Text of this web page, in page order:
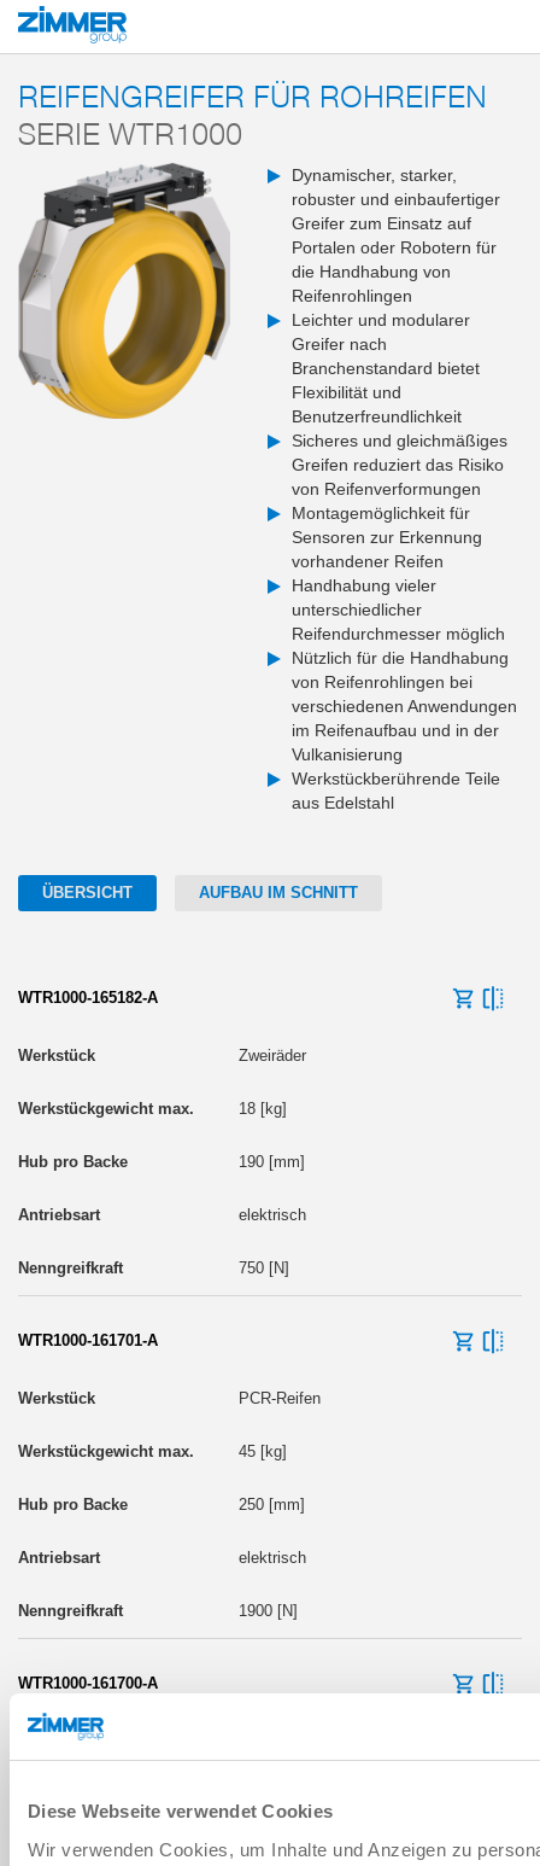
Diese Webseite verwendet Cookies
Wir verwenden Cookies, um Inhalte und Anzeigen zu
Start Produkte
REIFENGREIFER FÜR ROHREIFEN
SERIE WTR1000
Dynamischer, starker,
robuster und einbaufertiger
Greifer zum Einsatz auf
Portalen oder Robotern für
die Handhabung von
Reifenrohlingen
Leichter und modularer
Greifer nach
Branchenstandard bietet
Flexibilität und
Benutzerfreundlichkeit
Sicheres und gleichmäßiges
Greifen reduziert das Risiko
von Reifenverformungen
Montagemöglichkeit für
Sensoren zur Erkennung
vorhandener Reifen
Handhabung vieler
unterschiedlicher
Reifendurchmesser möglich
Nützlich für die Handhabung
von Reifenrohlingen bei
verschiedenen Anwendungen
im Reifenaufbau und in der
Vulkanisierung
Werkstückberührende Teile
aus Edelstahl
ÜBERSICHT AUFBAU IM SCHNITT
WTR1000-165182-A
Zweiräder
18 [kg]
190 [mm]
elektrisch
750 [N]
WTR1000-161701-A
PCR-Reifen
45 [kg]
250 [mm]
elektrisch
1900 [N]
WTR1000-161700-A
250 [mm]